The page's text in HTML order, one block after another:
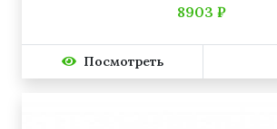
8903 ₽
Посмотреть